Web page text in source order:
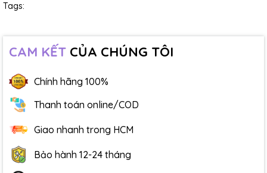
Tags:
CAM KẾT CỦA CHÚNG TÔI
Chính hãng 100%
Thanh toán online/COD
Giao nhanh trong HCM
Bảo hành 12-24 tháng